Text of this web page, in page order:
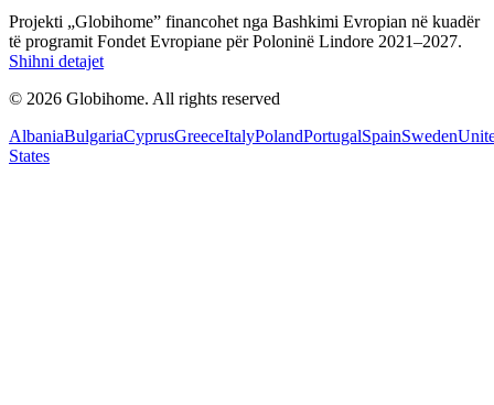
Projekti „Globihome” financohet nga Bashkimi Evropian në kuadër
të programit Fondet Evropiane për Poloninë Lindore 2021–2027.
Shihni detajet
© 2026 Globihome. All rights reserved
AlbaniaBulgariaCyprusGreeceItalyPolandPortugalSpainSweden
States